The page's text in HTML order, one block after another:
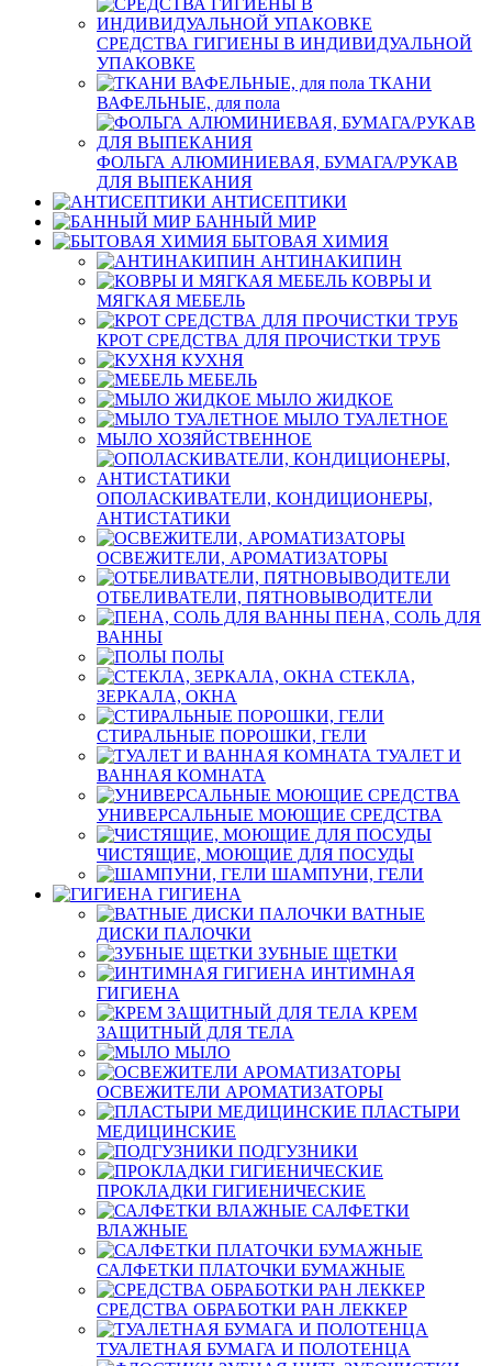
СРЕДСТВА ГИГИЕНЫ В ИНДИВИДУАЛЬНОЙ
УПАКОВКЕ
ТКАНИ
ВАФЕЛЬНЫЕ, для пола
ФОЛЬГА АЛЮМИНИЕВАЯ, БУМАГА/РУКАВ
ДЛЯ ВЫПЕКАНИЯ
АНТИСЕПТИКИ
БАННЫЙ МИР
БЫТОВАЯ ХИМИЯ
АНТИНАКИПИН
КОВРЫ И
МЯГКАЯ МЕБЕЛЬ
КРОТ СРЕДСТВА ДЛЯ ПРОЧИСТКИ ТРУБ
КУХНЯ
МЕБЕЛЬ
МЫЛО ЖИДКОЕ
МЫЛО ТУАЛЕТНОЕ
МЫЛО ХОЗЯЙСТВЕННОЕ
ОПОЛАСКИВАТЕЛИ, КОНДИЦИОНЕРЫ,
АНТИСТАТИКИ
ОСВЕЖИТЕЛИ, АРОМАТИЗАТОРЫ
ОТБЕЛИВАТЕЛИ, ПЯТНОВЫВОДИТЕЛИ
ПЕНА, СОЛЬ ДЛЯ
ВАННЫ
ПОЛЫ
СТЕКЛА,
ЗЕРКАЛА, ОКНА
СТИРАЛЬНЫЕ ПОРОШКИ, ГЕЛИ
ТУАЛЕТ И
ВАННАЯ КОМНАТА
УНИВЕРСАЛЬНЫЕ МОЮЩИЕ СРЕДСТВА
ЧИСТЯЩИЕ, МОЮЩИЕ ДЛЯ ПОСУДЫ
ШАМПУНИ, ГЕЛИ
ГИГИЕНА
ВАТНЫЕ
ДИСКИ ПАЛОЧКИ
ЗУБНЫЕ ЩЕТКИ
ИНТИМНАЯ
ГИГИЕНА
КРЕМ
ЗАЩИТНЫЙ ДЛЯ ТЕЛА
МЫЛО
ОСВЕЖИТЕЛИ АРОМАТИЗАТОРЫ
ПЛАСТЫРИ
МЕДИЦИНСКИЕ
ПОДГУЗНИКИ
ПРОКЛАДКИ ГИГИЕНИЧЕСКИЕ
САЛФЕТКИ
ВЛАЖНЫЕ
САЛФЕТКИ ПЛАТОЧКИ БУМАЖНЫЕ
СРЕДСТВА ОБРАБОТКИ РАН ЛЕККЕР
ТУАЛЕТНАЯ БУМАГА И ПОЛОТЕНЦА